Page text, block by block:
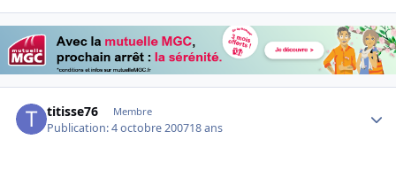
titisse76 Membre
Publication:4 octobre 200718 ans